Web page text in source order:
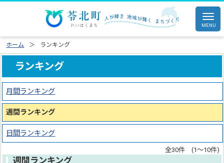
ホーム ランキング
ランキング
月間ランキング
週間ランキング
日間ランキング
全30件 (1～10件)
週間ランキング